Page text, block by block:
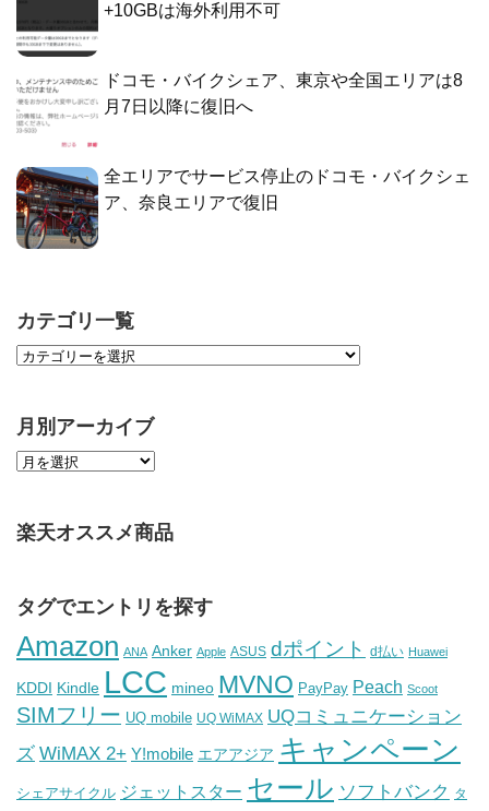
+10GBは海外利用不可
ドコモ・バイクシェア、東京や全国エリアは8
月7日以降に復旧へ
全エリアでサービス停止のドコモ・バイクシェ
ア、奈良エリアで復旧
カテゴリ一覧
月別アーカイブ
楽天オススメ商品
タグでエントリを探す
Amazon ANA Anker Apple ASUS dポイント d払い Huawei
KDDI Kindle LCC mineo MVNO PayPay Peach Scoot
SIMフリー UQ mobile UQ WiMAX UQコミュニケーション
ズ WiMAX 2+ Y!mobile エアアジア キャンペーン
シェアサイクル ジェットスター セール ソフトバンク タ